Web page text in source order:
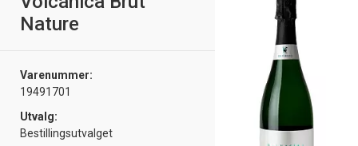
Nature
Varenummer:
19491701
Utvalg:
Bestillingsutvalget